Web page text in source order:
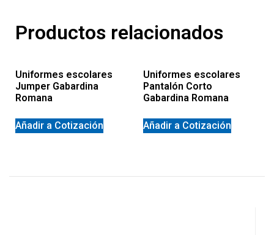
Productos relacionados
Uniformes escolares
Jumper Gabardina
Romana
Añadir a Cotización
Uniformes escolares
Pantalón Corto
Gabardina Romana
Añadir a Cotización